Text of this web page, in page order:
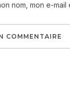
nom, mon e-